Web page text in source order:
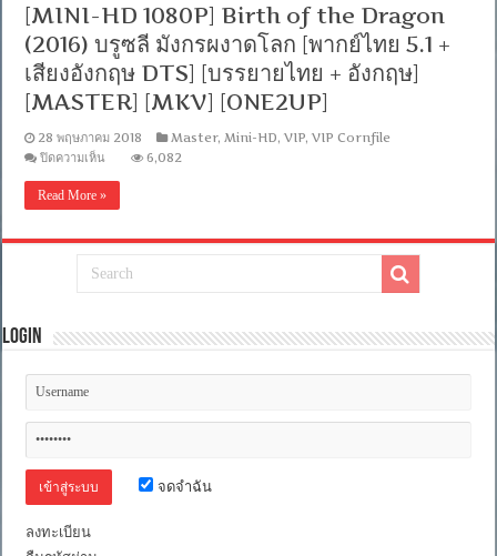
[MINI-HD 1080P] Birth of the Dragon
(2016) บรูซลี มังกรผงาดโลก [พากย์ไทย 5.1 +
เสียงอังกฤษ DTS] [บรรยายไทย + อังกฤษ]
[MASTER] [MKV] [ONE2UP]
28 พฤษภาคม 2018 Master, Mini-HD,VIP,VIP Cornfile
ปิดความเห็น
1080P]
of
Dragon
(2016)
มังกร
โลก
ไทย
เสียง
อังกฤษ
DTS]
6,082
Read More »
Login
จดจำฉัน
ลงทะเบียน